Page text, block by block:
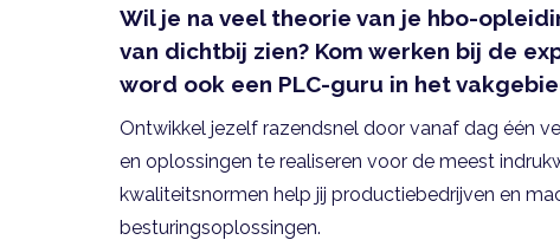
Wil je na veel theorie van je hbo-
van dichtbij zien? Kom werken bij de
word ook een PLC-guru in het
Ontwikkel jezelf razendsnel door vanaf dag één
en oplossingen te realiseren voor de meest
kwaliteitsnormen help jij productiebedrijven en
besturingsoplossingen.